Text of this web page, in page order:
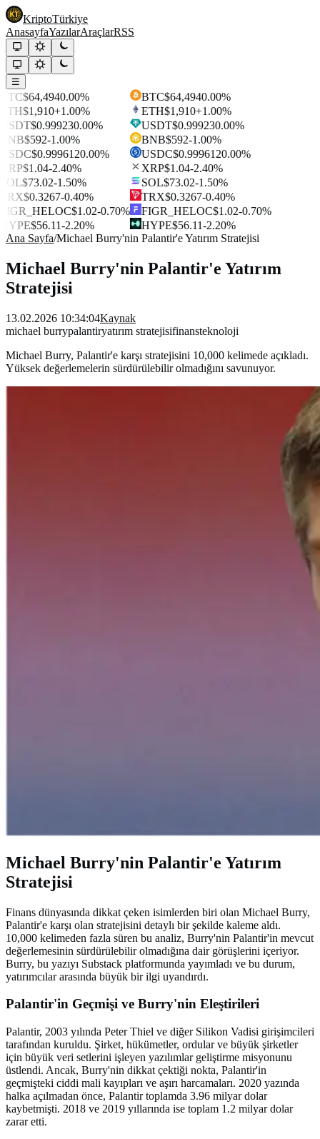
KriptoTürkiye
AnasayfaYazılarAraçlarRSS
☰
$64,4940.00%
$1,910+1.00%
$0.999230.00%
$592-1.00%
$0.9996120.00%
$1.04-2.40%
$73.02-1.50%
$0.3267-0.40%
$1.02-0.70%
$56.11-2.20%
BTC$64,4940.00%
ETH$1,910+1.00%
USDT$0.999230.00%
BNB$592-1.00%
USDC$0.9996120.00%
XRP$1.04-2.40%
SOL$73.02-1.50%
TRX$0.3267-0.40%
FIGR_HELOC$1.02-0.70%
HYPE$56.11-2.20%
Ana Sayfa/Michael Burry'nin Palantir'e Yatırım Stratejisi
Michael Burry'nin Palantir'e Yatırım
Stratejisi
13.02.2026 10:34:04Kaynak
michael burrypalantiryatırım stratejisifinansteknoloji
Michael Burry, Palantir'e karşı stratejisini 10,000 kelimede açıkladı.
Yüksek değerlemelerin sürdürülebilir olmadığını savunuyor.
Michael Burry'nin Palantir'e Yatırım
Stratejisi
Finans dünyasında dikkat çeken isimlerden biri olan Michael Burry,
Palantir'e karşı olan stratejisini detaylı bir şekilde kaleme aldı.
10,000 kelimeden fazla süren bu analiz, Burry'nin Palantir'in mevcut
değerlemesinin sürdürülebilir olmadığına dair görüşlerini içeriyor.
Burry, bu yazıyı Substack platformunda yayımladı ve bu durum,
yatırımcılar arasında büyük bir ilgi uyandırdı.
Palantir'in Geçmişi ve Burry'nin Eleştirileri
Palantir, 2003 yılında Peter Thiel ve diğer Silikon Vadisi girişimcileri
tarafından kuruldu. Şirket, hükümetler, ordular ve büyük şirketler
için büyük veri setlerini işleyen yazılımlar geliştirme misyonunu
üstlendi. Ancak, Burry'nin dikkat çektiği nokta, Palantir'in
geçmişteki ciddi mali kayıpları ve aşırı harcamaları. 2020 yazında
halka açılmadan önce, Palantir toplamda 3.96 milyar dolar
kaybetmişti. 2018 ve 2019 yıllarında ise toplam 1.2 milyar dolar
zarar etti.